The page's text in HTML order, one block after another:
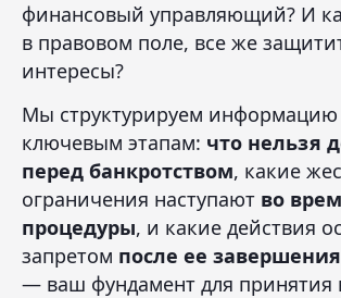
финансовый управляющий? И
в правовом поле, все же
интересы?
Мы структурируем информацию
ключевым этапам: что нельзя
перед банкротством, какие
ограничения наступают во
процедуры, и какие действия
запретом после ее завершения
— ваш фундамент для принятия